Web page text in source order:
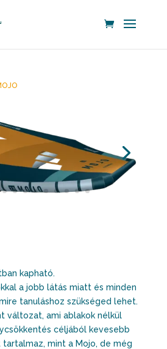
kapható.
a jobb látás miatt és minden
tanuláshoz szükséged lehet.
változat, ami ablakok nélkül
céljából kevesebb
mint a Mojo, de még